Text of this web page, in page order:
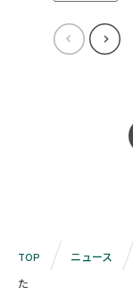
TOP ニュース
た